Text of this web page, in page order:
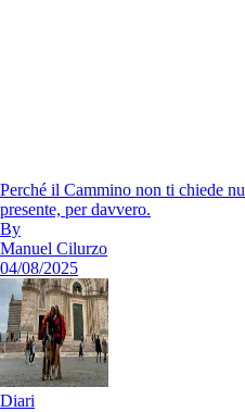
Perché il Cammino non ti chiede
presente, per davvero.
By
Manuel Cilurzo
04/08/2025
Diari